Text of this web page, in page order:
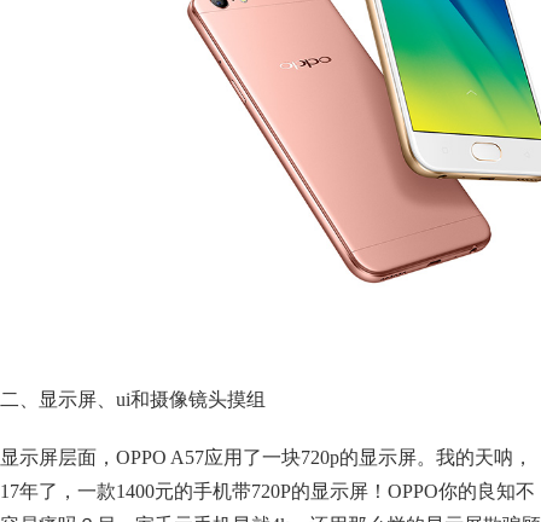
二、显示屏、ui和摄像镜头摸组
显示屏层面，OPPO A57应用了一块720p的显示屏。我的天呐，
17年了，一款1400元的手机带720P的显示屏！OPPO你的良知不